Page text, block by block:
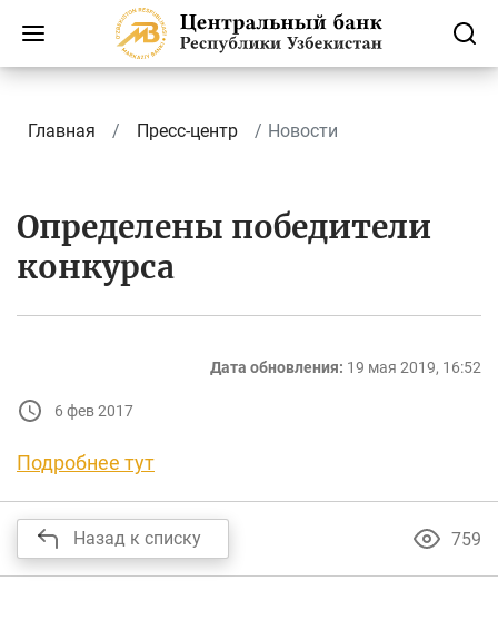
Главная Пресс-центр Новости
Определены победители
конкурса
Дата обновления: 19 мая 2019, 16:52
6 фев 2017
Подробнее тут
Назад к списку 759